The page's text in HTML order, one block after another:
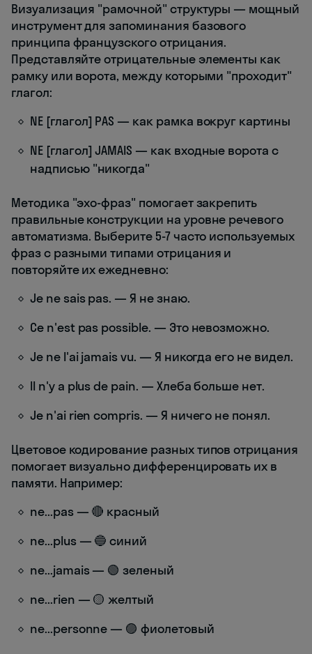
Визуализация "рамочной" структуры — мощный
инструмент для запоминания базового
принципа французского отрицания.
Представляйте отрицательные элементы как
рамку или ворота, между которыми "проходит"
глагол:
NE [глагол] PAS — как рамка вокруг картины
NE [глагол] JAMAIS — как входные ворота с
надписью "никогда"
Методика "эхо-фраз" помогает закрепить
правильные конструкции на уровне речевого
автоматизма. Выберите 5-7 часто используемых
фраз с разными типами отрицания и
повторяйте их ежедневно:
Je ne sais pas. — Я не знаю.
Ce n'est pas possible. — Это невозможно.
Je ne l'ai jamais vu. — Я никогда его не видел.
Il n'y a plus de pain. — Хлеба больше нет.
Je n'ai rien compris. — Я ничего не понял.
Цветовое кодирование разных типов отрицания
помогает визуально дифференцировать их в
памяти. Например:
ne...pas — 🔴 красный
ne...plus — 🔵 синий
ne...jamais — 🟢 зеленый
ne...rien — 🟡 желтый
ne...personne — 🟣 фиолетовый